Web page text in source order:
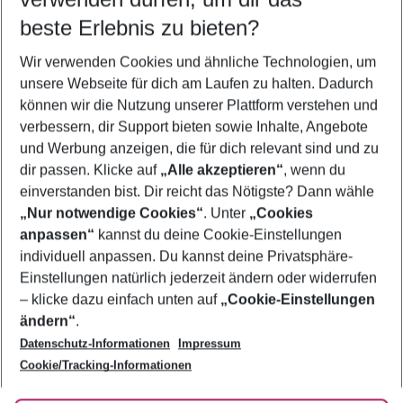
5-8 Nächte
2 Erwachsene Keine Kinder
Mehr Filter anzeigen
Footer
Footer navigation
Über uns
AGB
Bestpreisgarantie
Cookie-Einstellungen ändern
Cookie-Richtlinie
Agenturbetreuung
Barrierefreies Reisen
Folge uns
beste Erlebnis zu bieten?
Wir verwenden Cookies und ähnliche Technologien, um
unsere Webseite für dich am Laufen zu halten. Dadurch
können wir die Nutzung unserer Plattform verstehen und
verbessern, dir Support bieten sowie Inhalte, Angebote
und Werbung anzeigen, die für dich relevant sind und zu
dir passen. Klicke auf „Alle akzeptieren“, wenn du
einverstanden bist. Dir reicht das Nötigste? Dann wähle
„Nur notwendige Cookies“. Unter „Cookies
anpassen“ kannst du deine Cookie-Einstellungen
individuell anpassen. Du kannst deine Privatsphäre-
Einstellungen natürlich jederzeit ändern oder widerrufen
– klicke dazu einfach unten auf „Cookie-Einstellungen
ändern“.
Datenschutz-Informationen
Impressum
Cookie/Tracking-Informationen